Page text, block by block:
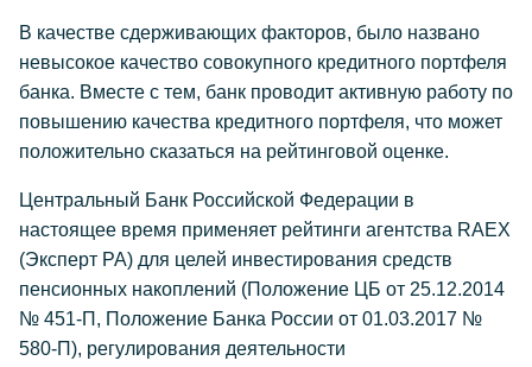
В качестве сдерживающих факторов, было названо
невысокое качество совокупного кредитного портфеля
банка. Вместе с тем, банк проводит активную работу по
повышению качества кредитного портфеля, что может
положительно сказаться на рейтинговой оценке.
Центральный Банк Российской Федерации в
настоящее время применяет рейтинги агентства RAEX
(Эксперт РА) для целей инвестирования средств
пенсионных накоплений (Положение ЦБ от 25.12.2014
№ 451-П, Положение Банка России от 01.03.2017 №
580-П), регулирования деятельности